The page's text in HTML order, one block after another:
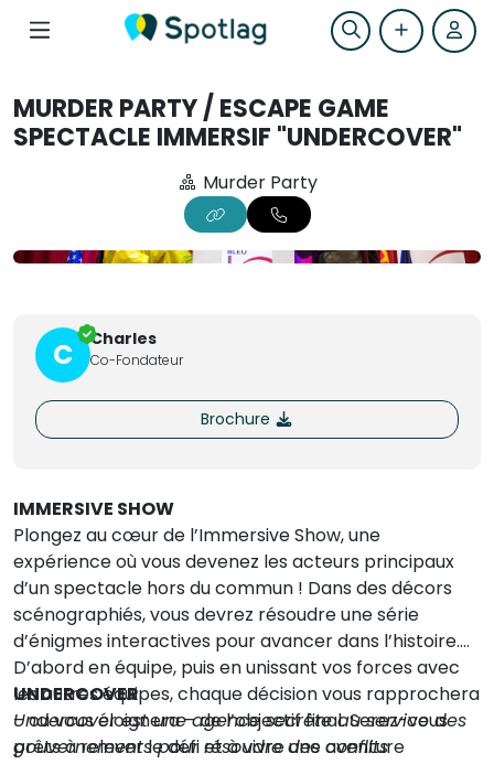
MURDER PARTY / ESCAPE GAME
SPECTACLE IMMERSIF "UNDERCOVER"
Murder Party
C Charles
Co-Fondateur
Brochure
IMMERSIVE SHOW
Plongez au cœur de l’Immersive Show, une
expérience où vous devenez les acteurs principaux
d’un spectacle hors du commun ! Dans des décors
scénographiés, vous devrez résoudre une série
d’énigmes interactives pour avancer dans l’histoire.
D’abord en équipe, puis en unissant vos forces avec
les autres équipes, chaque décision vous rapprochera
– ou vous éloignera – de l’objectif final. Serez-vous
prêts à relever le défi et à vivre une aventure
UNDERCOVER
Undercover est une agence secrète au service des
gouvernements pour résoudre des conflits